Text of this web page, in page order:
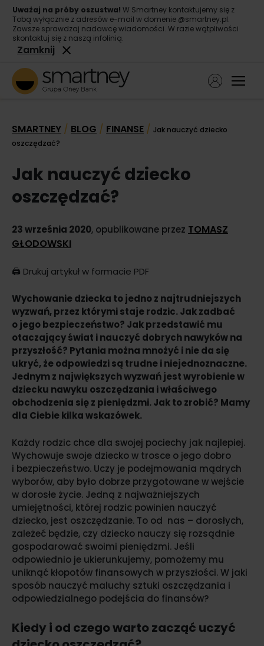
Uważaj na próby oszustwa! W Smartney kontaktujemy się z
Tobą wyłącznie z adresów e-mail w domenie @smartney.pl.
Zawsze sprawdzaj nadawcę wiadomości. W razie wątpliwości
skontaktuj się z naszą infolinią.
Zamknij
Pożyczka konsolidacyjna
SMARTNEY / BLOG / FINANSE / Jak nauczyć dziecko
oszczędzać?
Jak nauczyć dziecko
oszczędzać?
23 września 2020, opublikowane przez TOMASZ
GŁODOWSKI
🖨️ Drukuj artykuł w formacie PDF
Wychowanie dziecka to jedno z najtrudniejszych
wyzwań, przez którymi staje rodzic. Jak zadbać
o jego bezpieczeństwo? Jak przedstawić mu
otaczający świat i nauczyć dobrych nawyków na
przyszłość? Pytania można mnożyć i nie da się
ukryć, że odpowiedzi są trudne i niejednoznaczne.
Jednym z największych wyzwań jest wyrobienie w
dziecku nawyku oszczędzania i właściwego
obchodzenia się z pieniędzmi. Jak to zrobić? Mamy
dla Ciebie kilka wskazówek.
Każdy rodzic chce dla swojej pociechy jak najlepiej.
Wychowuje swoje dziecko w trosce o jego dobro
i bezpieczeństwo. Uczy je podejmowania mądrych
wyborów, aby było dobrze przygotowane w wejście
w dorosłe życie. Jedną z najważniejszych
umiejętności, której rodzic powinien nauczyć
dziecko, jest oszczędzanie. To od nas – dorosłych,
zależeć będzie, czy dziecko nauczy się rozsądnie
gospodarować swoimi pieniędzmi. Jeśli
odpowiednio je ukierunkujemy, pomożemy mu
uniknąć kłopotów finansowych w przyszłości. W jaki
sposób nauczyć maluchy sztuki oszczędzania i
odpowiedzialnego podejścia do finansów?
Kiedy i od czego warto zacząć uczyć